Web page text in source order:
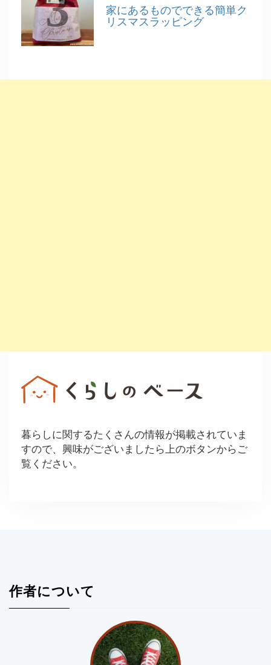
家にあるものでできる簡単ク
リスマスラッピング
暮らしに関するたくさんの情報が掲載されていま
すので、興味がございましたら上のボタンからご
覧ください。
作者について